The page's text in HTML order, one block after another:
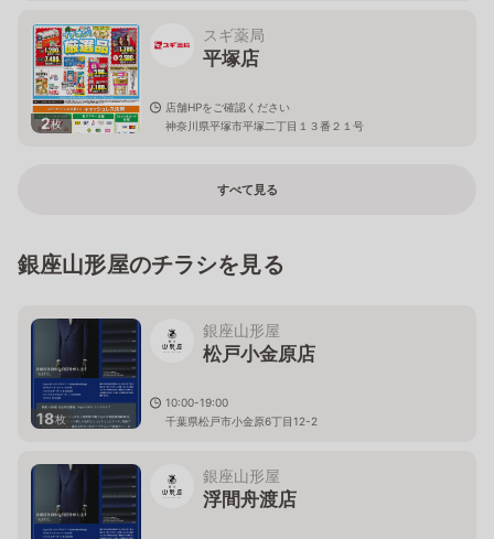
2枚
スギ薬局
平塚店
店舗HPをご確認ください
神奈川県平塚市平塚二丁目１３番２１号
すべて見る
銀座山形屋のチラシを見る
18枚
銀座山形屋
松戸小金原店
10:00-19:00
千葉県松戸市小金原6丁目12-2
銀座山形屋
浮間舟渡店